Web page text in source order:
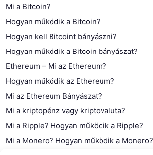
Mi a Bitcoin?
Hogyan működik a Bitcoin?
Hogyan kell Bitcoint bányászni?
Hogyan működik a Bitcoin bányászat?
Ethereum – Mi az Ethereum?
Hogyan működik az Ethereum?
Mi az Ethereum Bányászat?
Mi a kriptopénz vagy kriptovaluta?
Mi a Ripple? Hogyan működik a Ripple?
Mi a Monero? Hogyan működik a Monero?